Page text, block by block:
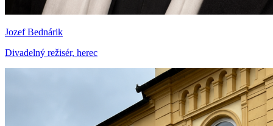
Jozef Bednárik
Divadelný režisér, herec